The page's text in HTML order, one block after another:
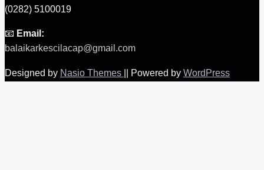
(0282) 5100019
📧 Email:
balaikarkescilacap@gmail.com
Designed by Nasio Themes Powered by WordPress